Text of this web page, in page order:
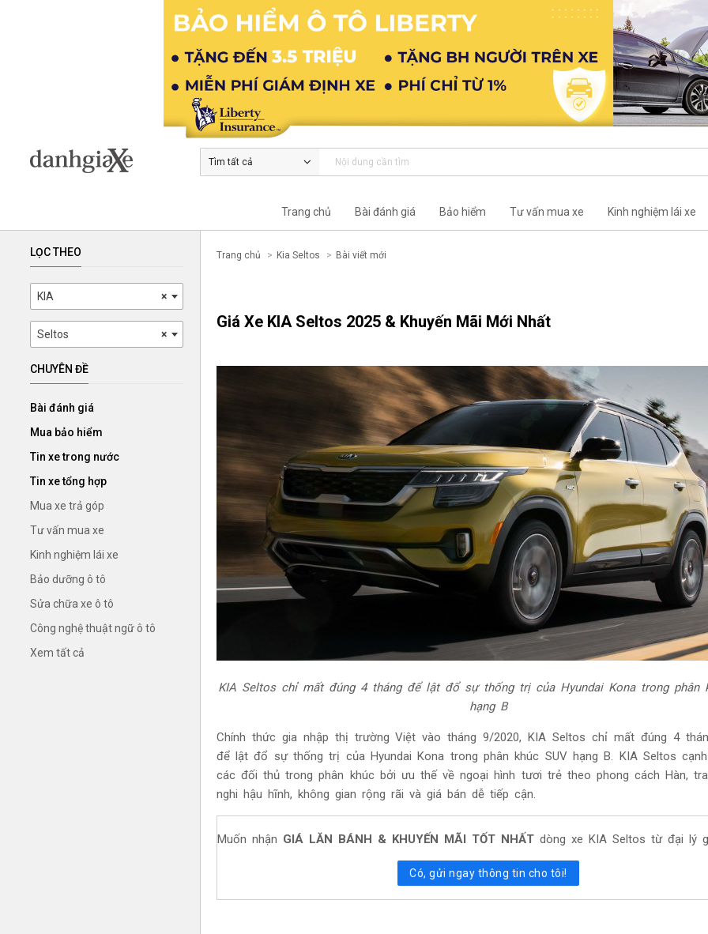
Tìm tất cả
Trang chủ Bài đánh giá Bảo hiểm Tư vấn mua xe Kinh nghiệm lái xe
LỌC THEO
×
KIA
×
Seltos
CHUYÊN ĐỀ
Bài đánh giá
Mua bảo hiểm
Tin xe trong nước
Tin xe tổng hợp
Mua xe trả góp
Tư vấn mua xe
Kinh nghiệm lái xe
Bảo dưỡng ô tô
Sửa chữa xe ô tô
Công nghệ thuật ngữ ô tô
Xem tất cả
Trang chủ Kia Seltos Bài viết mới
Giá Xe KIA Seltos 2025 & Khuyến Mãi Mới Nhất
KIA Seltos chỉ mất đúng 4 tháng để lật đổ sự thống trị của Hyundai Kona trong phân
hạng B
Chính thức gia nhập thị trường Việt vào tháng 9/2020, KIA Seltos chỉ mất đúng 4
để lật đổ sự thống trị của Hyundai Kona trong phân khúc SUV hạng B. KIA Seltos
các đối thủ trong phân khúc bởi ưu thế về ngoại hình tươi trẻ theo phong cách Hàn,
nghi hậu hĩnh, không gian rộng rãi và giá bán dễ tiếp cận.
Muốn nhận GIÁ LĂN BÁNH & KHUYẾN MÃI TỐT NHẤT dòng xe KIA Seltos từ đại lý
Có, gửi ngay thông tin cho tôi!